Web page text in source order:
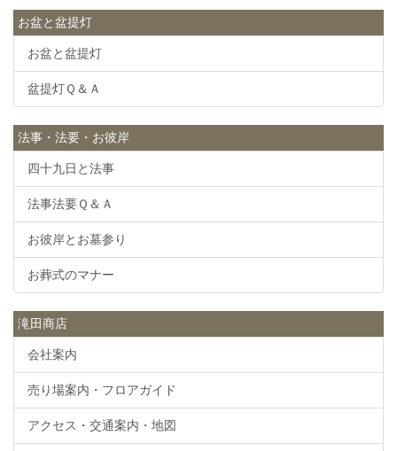
お盆と盆提灯
お盆と盆提灯
盆提灯Ｑ＆Ａ
法事・法要・お彼岸
四十九日と法事
法事法要Ｑ＆Ａ
お彼岸とお墓参り
お葬式のマナー
滝田商店
会社案内
売り場案内・フロアガイド
アクセス・交通案内・地図